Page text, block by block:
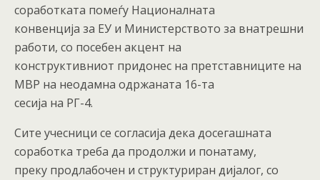
соработката помеѓу Националната
конвенција за ЕУ и Министерството за внатрешни
работи, со посебен акцент на
конструктивниот придонес на претставниците на
МВР на неодамна одржаната 16-та
сесија на РГ-4.
Сите учесници се согласија дека досегашната
соработка треба да продолжи и понатаму,
преку продлабочен и структуриран дијалог, со